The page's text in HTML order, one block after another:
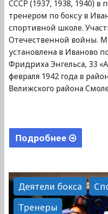
СССР (1937, 1938, 1940) в
тренером по боксу в
спортивной школе.
Отечественной войны.
установлена в Иваново
Фридриха Энгельса, 33
февраля 1942 года в
Велижского района
Подробнее
Петрович"
Деятели бокса
Тренеры